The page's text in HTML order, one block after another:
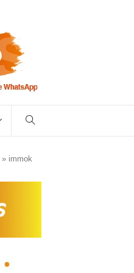
» immok